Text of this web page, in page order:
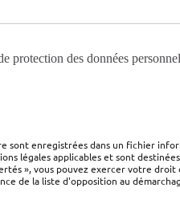
protection des données
sont enregistrées dans un fichier
légales applicables et sont
», vous pouvez exercer votre
de la liste d'opposition au